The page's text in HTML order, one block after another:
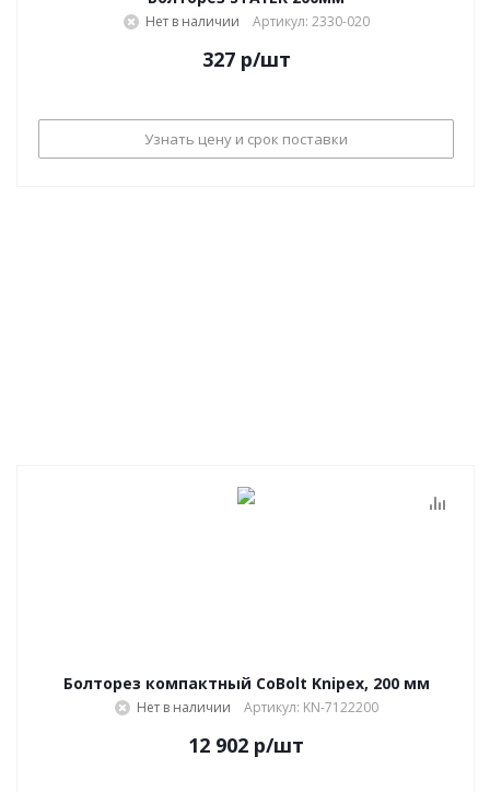
Нет в наличии Артикул: 2330-020
327р/шт
Узнать цену и срок поставки
Болторез компактный CoBolt Knipex, 200 мм
Нет в наличии Артикул: KN-7122200
12 902 р/шт